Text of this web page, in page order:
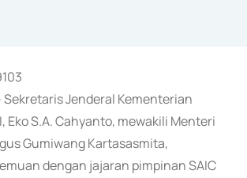
Sekretaris Jenderal Kementerian
Eko S.A. Cahyanto, mewakili Menteri
Gumiwang Kartasasmita,
dengan jajaran pimpinan SAIC